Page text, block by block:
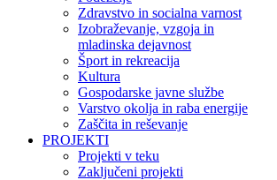
Zdravstvo in socialna varnost
Izobraževanje, vzgoja in
mladinska dejavnost
Šport in rekreacija
Kultura
Gospodarske javne službe
Varstvo okolja in raba energije
Zaščita in reševanje
PROJEKTI
Projekti v teku
Zaključeni projekti